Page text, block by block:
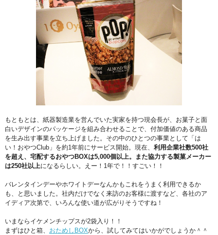
もともとは、紙器製造業を営んでいた実家を持つ現会長が、お菓子と面
白いデザインのパッケージを組み合わせることで、付加価値のある商品
を生み出す事業を立ち上げました。その中のひとつの事業として「は
い！おやつClub」を約1年前にサービス開始。現在、 利用企業社数500社
を超え、宅配するおやつBOXは5,000個以上。また協力する製菓メーカー
は250社以上になるらしい。えー！1年で！！すごい！！
バレンタインデーやホワイトデーなんかもこれをうまく利用できるか
も、と思いました。社内だけでなく来訪のお客様に渡すなど、各社のア
イディア次第で、いろんな使い道が広がりそうですね！
いまならイケメンチップスが2袋入り！！
まずはひと箱、 おためしBOXから、試してみてはいかがでしょうか＾＾